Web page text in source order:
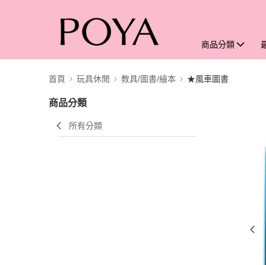
商品分類
首頁 玩具休閒 教具/圖書/繪本 ★風車圖書
商品分類
所有分類